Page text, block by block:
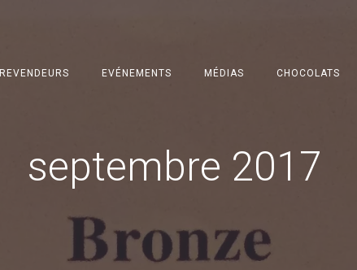
REVENDEURS EVÉNEMENTS MÉDIAS CHOCOLATS
septembre 2017